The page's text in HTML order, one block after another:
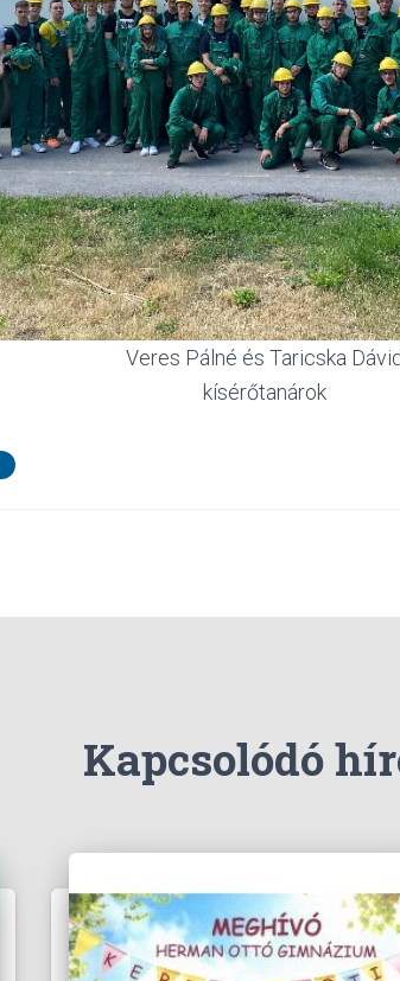
Veres Pálné és Taricska Dávid
kísérőtanárok
Kapcsolódó